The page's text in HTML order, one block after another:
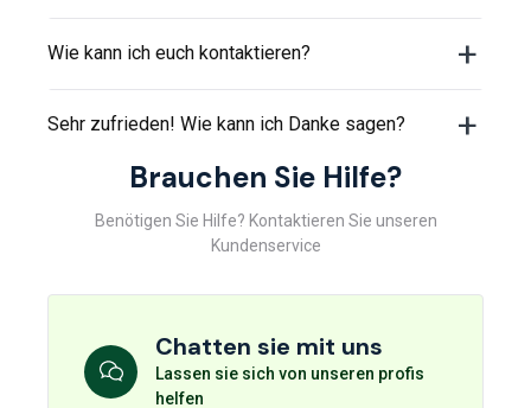
Wie kann ich euch kontaktieren?
Sehr zufrieden! Wie kann ich Danke sagen?
Brauchen Sie Hilfe?
Benötigen Sie Hilfe? Kontaktieren Sie unseren
Kundenservice
Chatten sie mit uns
Lassen sie sich von unseren profis
helfen